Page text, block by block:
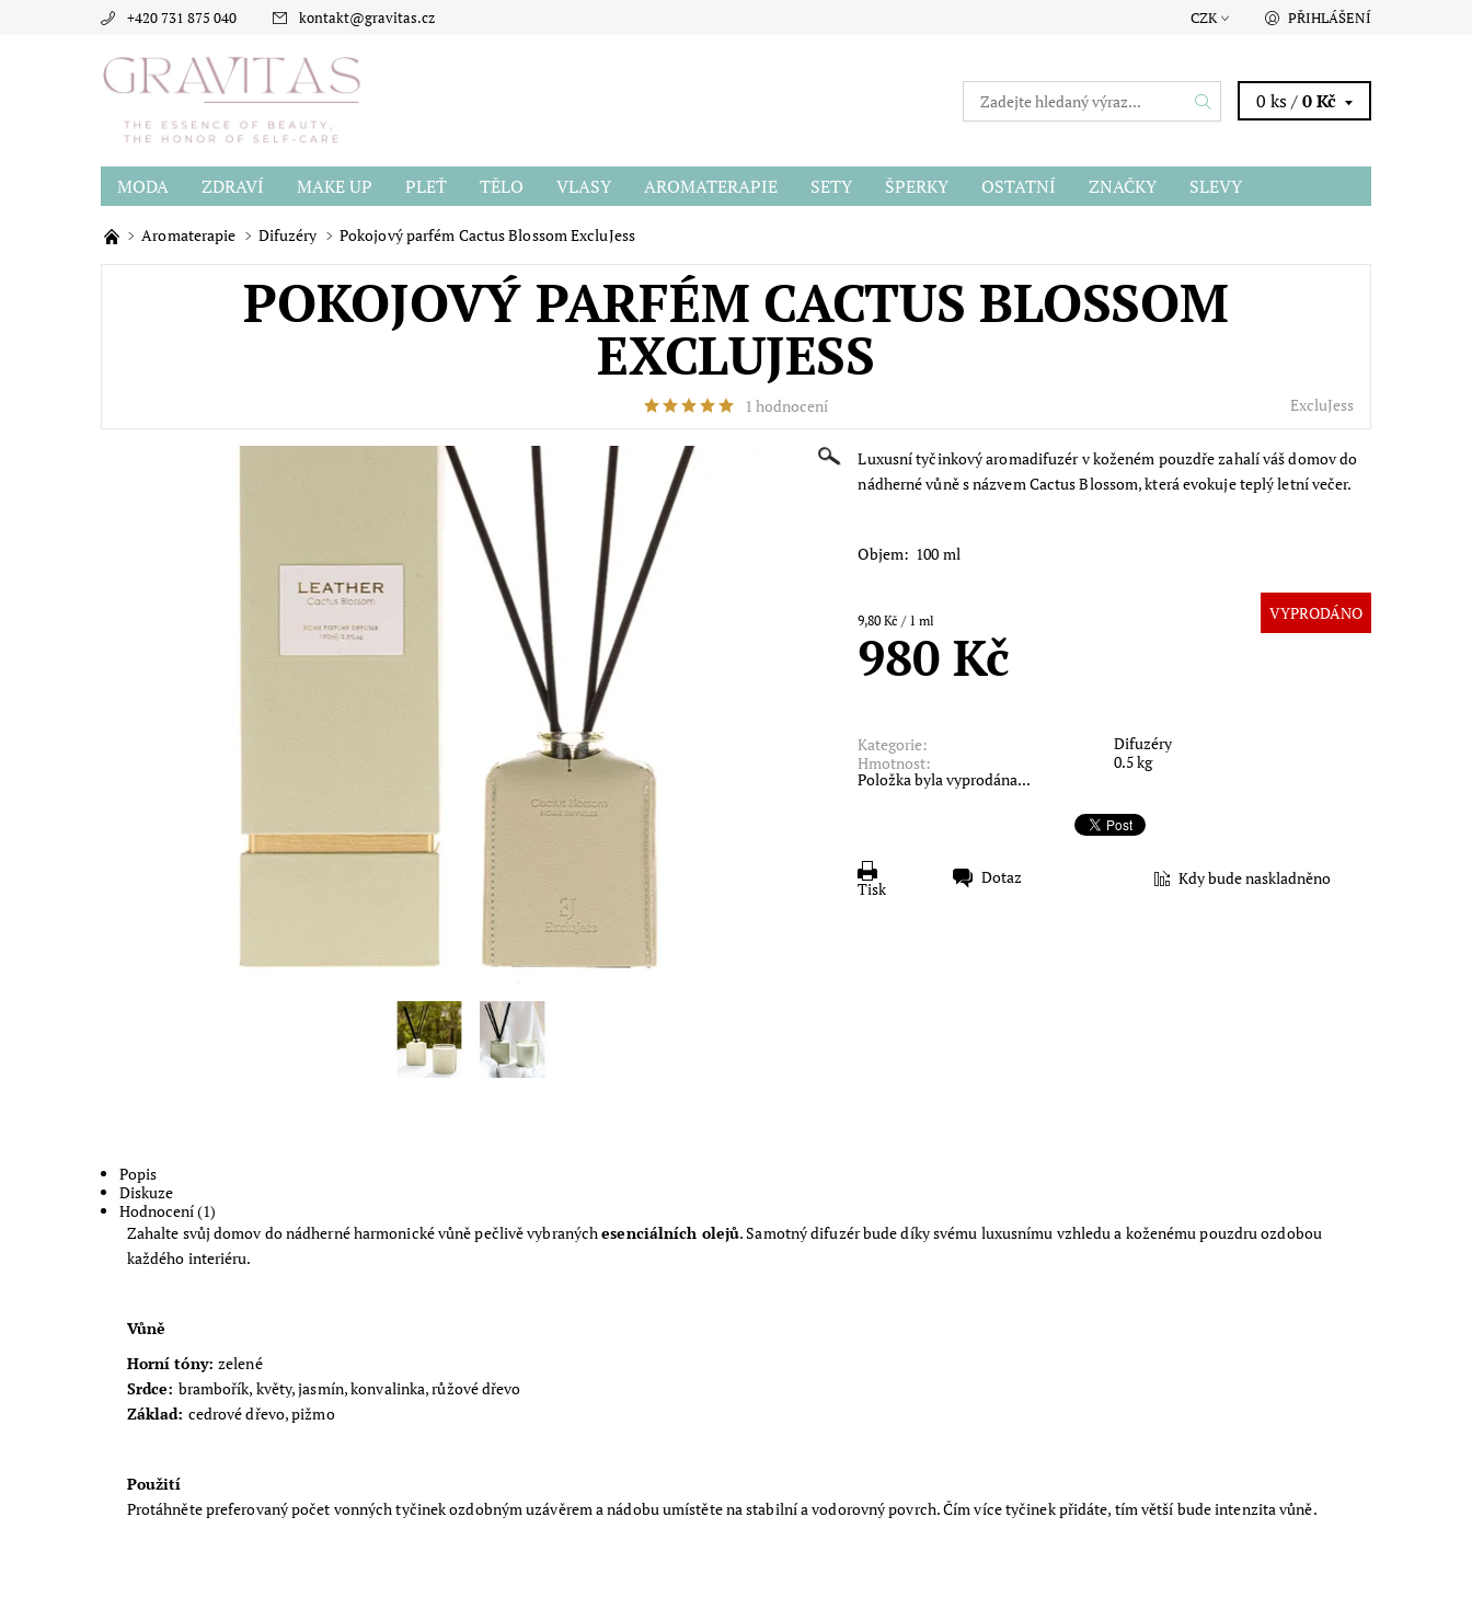
+420 731 875 040 kontakt@gravitas.cz CZK PŘIHLÁŠENÍ
0 ks /0 Kč
MODA ZDRAVÍ MAKE UP PLEŤ TĚLO VLASY AROMATERAPIE SETY ŠPERKY OSTATNÍ ZNAČKY
SLEVY
BLOG
O GRAVITAS HODNOCENÍ OBCHODU
Aromaterapie Difuzéry Pokojový parfém Cactus Blossom ExcluJess
POKOJOVÝ PARFÉM CACTUS BLOSSOM
EXCLUJESS
1 hodnocení ExcluJess
Luxusní tyčinkový aromadifuzér v koženém pouzdře zahalí váš domov do
nádherné vůně s názvem Cactus Blossom, která evokuje teplý letní večer.
Objem: 100 ml
9,80 Kč / 1 ml VYPRODÁNO
980 Kč
Kategorie:
Difuzéry
Hmotnost:
0.5 kg
Položka byla vyprodána...
Tisk
Dotaz Kdy bude naskladněno
Popis
Diskuze
Hodnocení (1)
Zahalte svůj domov do nádherné harmonické vůně pečlivě vybranýchesenciálních olejů. Samotný difuzér bude díky svému luxusnímu vzhledu a koženému pouzdru ozdobou
každého interiéru.
Vůně
Horní tóny: zelené
Srdce: brambořík, květy, jasmín, konvalinka, růžové dřevo
Základ: cedrové dřevo, pižmo
Použití
Protáhněte preferovaný počet vonných tyčinek ozdobným uzávěrem a nádobu umístěte na stabilní a vodorovný povrch. Čím více tyčinek přidáte, tím větší bude intenzita vůně.